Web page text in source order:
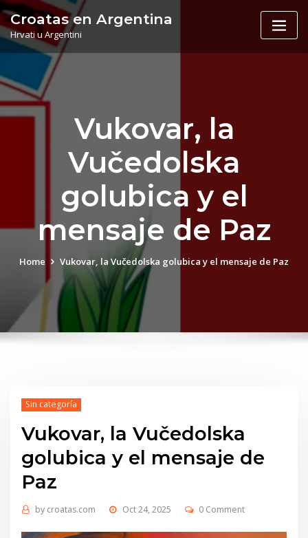
Skip
to
content
Croatas en Argentina
Hrvati u Argentini
Vukovar, la
Vučedolska
golubica y el
mensaje de Paz
Home Vukovar, la Vučedolska golubica y el mensaje de Paz
Sin categoría
Vukovar, la Vučedolska
golubica y el mensaje de
Paz
by croatas.com Oct 24, 2025 0 Comment